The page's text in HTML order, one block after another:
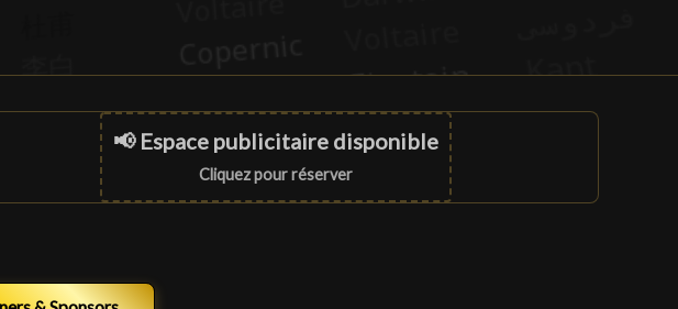
📢 Espace publicitaire disponible
Cliquez pour réserver